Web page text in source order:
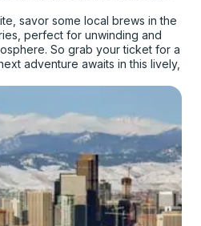
savor some local brews in the
perfect for unwinding and
So grab your ticket for a
adventure awaits in this lively,